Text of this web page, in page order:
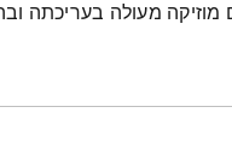
מוזיקה מעולה בעריכתה